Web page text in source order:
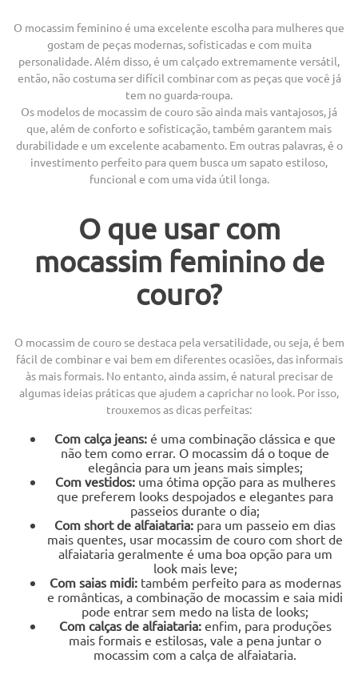
O mocassim feminino é uma excelente escolha para mulheres que
gostam de peças modernas, sofisticadas e com muita
personalidade. Além disso, é um calçado extremamente versátil,
então, não costuma ser difícil combinar com as peças que você já
tem no guarda-roupa.
Os modelos de mocassim de couro são ainda mais vantajosos, já
que, além de conforto e sofisticação, também garantem mais
durabilidade e um excelente acabamento. Em outras palavras, é o
investimento perfeito para quem busca um sapato estiloso,
funcional e com uma vida útil longa.
O que usar com
mocassim feminino de
couro?
O mocassim de couro se destaca pela versatilidade, ou seja, é bem
fácil de combinar e vai bem em diferentes ocasiões, das informais
às mais formais. No entanto, ainda assim, é natural precisar de
algumas ideias práticas que ajudem a caprichar no look. Por isso,
trouxemos as dicas perfeitas:
Com calça jeans: é uma combinação clássica e que
não tem como errar. O mocassim dá o toque de
elegância para um jeans mais simples;
Com vestidos:uma ótima opção para as mulheres
que preferem looks despojados e elegantes para
passeios durante o dia;
Com short de alfaiataria: para um passeio em dias
mais quentes, usar mocassim de couro com short de
alfaiataria geralmente é uma boa opção para um
look mais leve;
Com saias midi:também perfeito para as modernas
e românticas, a combinação de mocassim e saia midi
pode entrar sem medo na lista de looks;
Com calças de alfaiataria:enfim, para produções
mais formais e estilosas, vale a pena juntar o
mocassim com a calça de alfaiataria.